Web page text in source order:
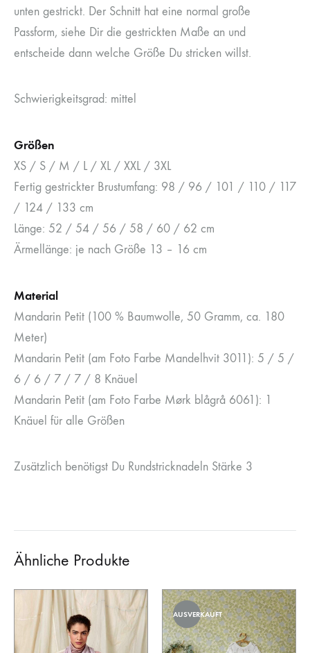
unten gestrickt. Der Schnitt hat eine normal große
Passform, siehe Dir die gestrickten Maße an und
entscheide dann welche Größe Du stricken willst.
Schwierigkeitsgrad: mittel
Größen
XS / S / M / L / XL / XXL / 3XL
Fertig gestrickter Brustumfang: 98 / 96 / 101 / 110 / 117
/ 124 / 133 cm
Länge: 52 / 54 / 56 / 58 / 60 / 62 cm
Ärmellänge: je nach Größe 13 – 16 cm
Material
Mandarin Petit (100 % Baumwolle, 50 Gramm, ca. 180
Meter)
Mandarin Petit (am Foto Farbe Mandelhvit 3011): 5 / 5 /
6 / 6 / 7 / 7 / 8 Knäuel
Mandarin Petit (am Foto Farbe Mørk blågrå 6061): 1
Knäuel für alle Größen
Zusätzlich benötigst Du Rundstricknadeln Stärke 3
Ähnliche Produkte
AUSVERKAUFT